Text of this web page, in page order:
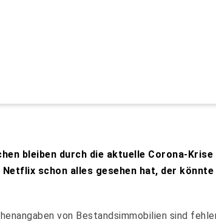
bleiben durch die aktuelle Corona-
schon alles gesehen hat, der
von Bestandsimmobilien sind